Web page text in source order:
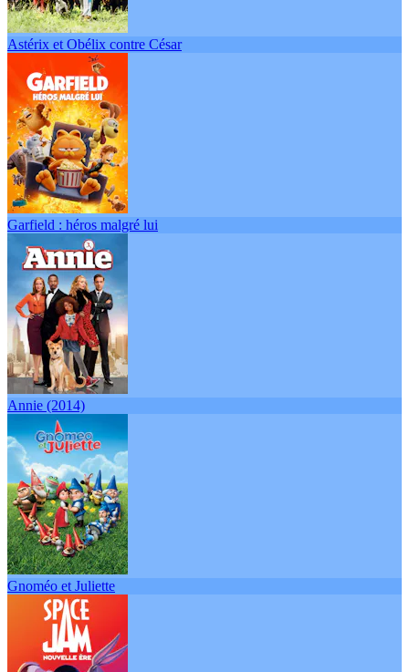
Astérix et Obélix contre César
Garfield : héros malgré lui
Annie (2014)
Gnoméo et Juliette